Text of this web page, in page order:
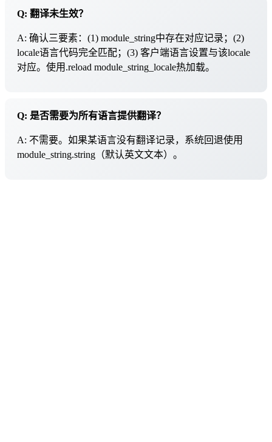
Q: 翻译未生效？
A: 确认三要素：(1) module_string中存在对应记录；(2)
locale语言代码完全匹配；(3) 客户端语言设置与该locale
对应。使用.reload module_string_locale热加载。
Q: 是否需要为所有语言提供翻译？
A: 不需要。如果某语言没有翻译记录，系统回退使用
module_string.string（默认英文文本）。